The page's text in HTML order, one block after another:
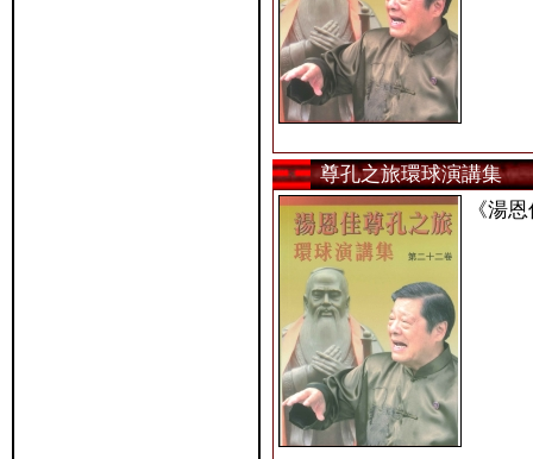
尊孔之旅環球演講集
《湯